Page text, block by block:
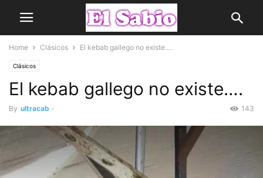
Home Clásicos El kebab gallego no existe….
Clásicos
El kebab gallego no existe….
By ultracab - 143